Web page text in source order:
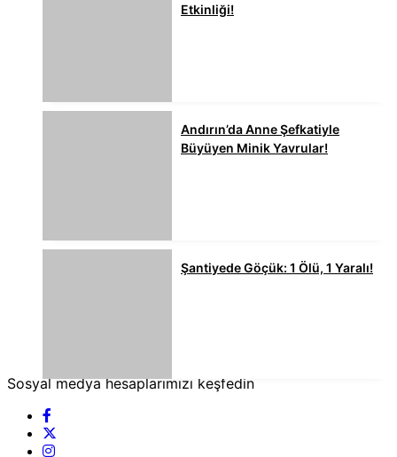
Etkinliği!
Andırın’da Anne Şefkatiyle
Büyüyen Minik Yavrular!
Şantiyede Göçük: 1 Ölü, 1 Yaralı!
Sosyal medya hesaplarımızı keşfedin